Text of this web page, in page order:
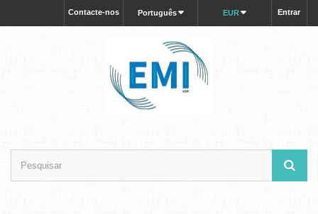
Entrar
EUR
Português
Contacte-nos